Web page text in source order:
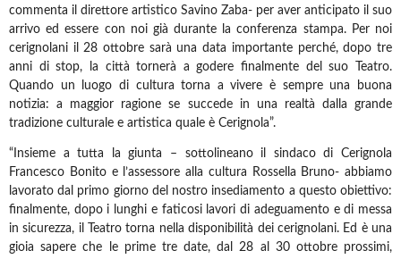
commenta il direttore artistico Savino Zaba- per aver anticipato il suo
arrivo ed essere con noi già durante la conferenza stampa. Per noi
cerignolani il 28 ottobre sarà una data importante perché, dopo tre
anni di stop, la città tornerà a godere finalmente del suo Teatro.
Quando un luogo di cultura torna a vivere è sempre una buona
notizia: a maggior ragione se succede in una realtà dalla grande
tradizione culturale e artistica quale è Cerignola”.
“Insieme a tutta la giunta – sottolineano il sindaco di Cerignola
Francesco Bonito e l’assessore alla cultura Rossella Bruno- abbiamo
lavorato dal primo giorno del nostro insediamento a questo obiettivo:
finalmente, dopo i lunghi e faticosi lavori di adeguamento e di messa
in sicurezza, il Teatro torna nella disponibilità dei cerignolani. Ed è una
gioia sapere che le prime tre date, dal 28 al 30 ottobre prossimi,